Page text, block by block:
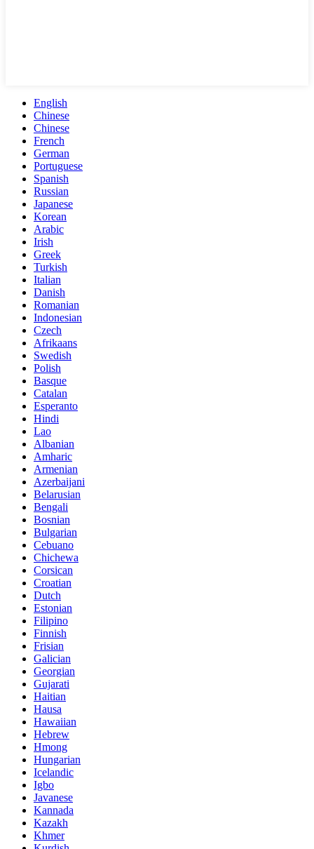
English
Chinese
Chinese
French
German
Portuguese
Spanish
Russian
Japanese
Korean
Arabic
Irish
Greek
Turkish
Italian
Danish
Romanian
Indonesian
Czech
Afrikaans
Swedish
Polish
Basque
Catalan
Esperanto
Hindi
Lao
Albanian
Amharic
Armenian
Azerbaijani
Belarusian
Bengali
Bosnian
Bulgarian
Cebuano
Chichewa
Corsican
Croatian
Dutch
Estonian
Filipino
Finnish
Frisian
Galician
Georgian
Gujarati
Haitian
Hausa
Hawaiian
Hebrew
Hmong
Hungarian
Icelandic
Igbo
Javanese
Kannada
Kazakh
Khmer